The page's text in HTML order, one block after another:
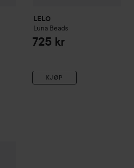
LELO
Luna Beads
725 kr
KJØP